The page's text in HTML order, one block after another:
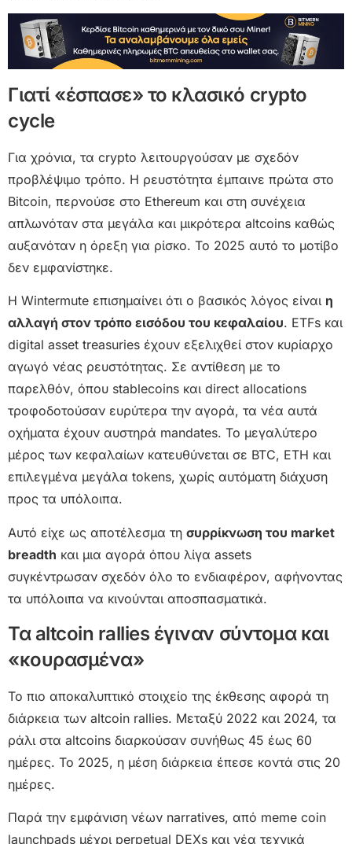
Γιατί «έσπασε» το κλασικό crypto
cycle
Για χρόνια, τα crypto λειτουργούσαν με σχεδόν
προβλέψιμο τρόπο. Η ρευστότητα έμπαινε πρώτα στο
Bitcoin, περνούσε στο Ethereum και στη συνέχεια
απλωνόταν στα μεγάλα και μικρότερα altcoins καθώς
αυξανόταν η όρεξη για ρίσκο. Το 2025 αυτό το μοτίβο
δεν εμφανίστηκε.
Η Wintermute επισημαίνει ότι ο βασικός λόγος είναι η
αλλαγή στον τρόπο εισόδου του κεφαλαίου. ETFs και
digital asset treasuries έχουν εξελιχθεί στον κυρίαρχο
αγωγό νέας ρευστότητας. Σε αντίθεση με το
παρελθόν, όπου stablecoins και direct allocations
τροφοδοτούσαν ευρύτερα την αγορά, τα νέα αυτά
οχήματα έχουν αυστηρά mandates. Το μεγαλύτερο
μέρος των κεφαλαίων κατευθύνεται σε BTC, ETH και
επιλεγμένα μεγάλα tokens, χωρίς αυτόματη διάχυση
προς τα υπόλοιπα.
Αυτό είχε ως αποτέλεσμα τη συρρίκνωση του market
breadth και μια αγορά όπου λίγα assets
συγκέντρωσαν σχεδόν όλο το ενδιαφέρον, αφήνοντας
τα υπόλοιπα να κινούνται αποσπασματικά.
Τα altcoin rallies έγιναν σύντομα και
«κουρασμένα»
Το πιο αποκαλυπτικό στοιχείο της έκθεσης αφορά τη
διάρκεια των altcoin rallies. Μεταξύ 2022 και 2024, τα
ράλι στα altcoins διαρκούσαν συνήθως 45 έως 60
ημέρες. Το 2025, η μέση διάρκεια έπεσε κοντά στις 20
ημέρες.
Παρά την εμφάνιση νέων narratives, από meme coin
launchpads μέχρι perpetual DEXs και νέα τεχνικά